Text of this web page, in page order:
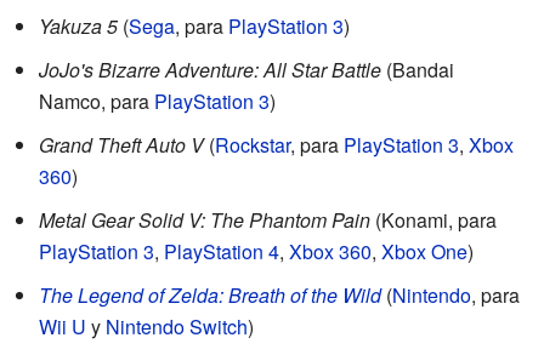
Yakuza 5(Sega, para PlayStation 3)
JoJo's Bizarre Adventure: All Star Battle (Bandai
Namco, para PlayStation 3)
Grand Theft Auto V(Rockstar, para PlayStation 3, Xbox
360)
Metal Gear Solid V: The Phantom Pain (Konami, para
PlayStation 3, PlayStation 4, Xbox 360, Xbox One)
The Legend of Zelda: Breath of the Wild(Nintendo, para
Wii U y Nintendo Switch)